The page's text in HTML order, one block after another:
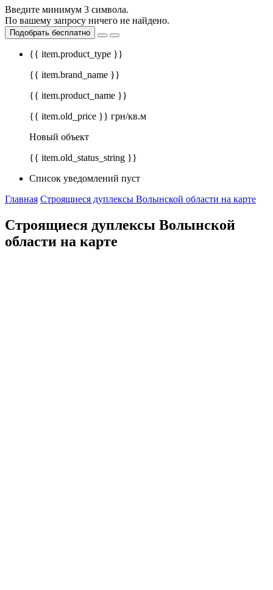
Введите минимум 3 символа.
По вашему запросу ничего не найдено.
Подобрать бесплатно
{{ item.product_type }}
{{ item.brand_name }}
{{ item.product_name }}
{{ item.old_price }} грн/кв.м
Новый объект
{{ item.old_status_string }}
Список уведомлений пуст
Главная Строящиеся дуплексы Волынской области на карте
Строящиеся дуплексы Волынской
области на карте